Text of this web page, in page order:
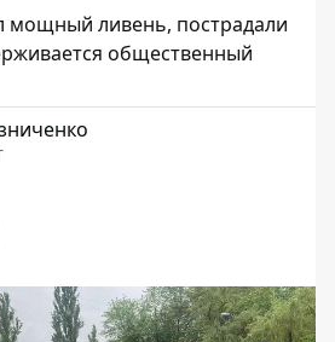
мощный ливень, пострадали
общественный